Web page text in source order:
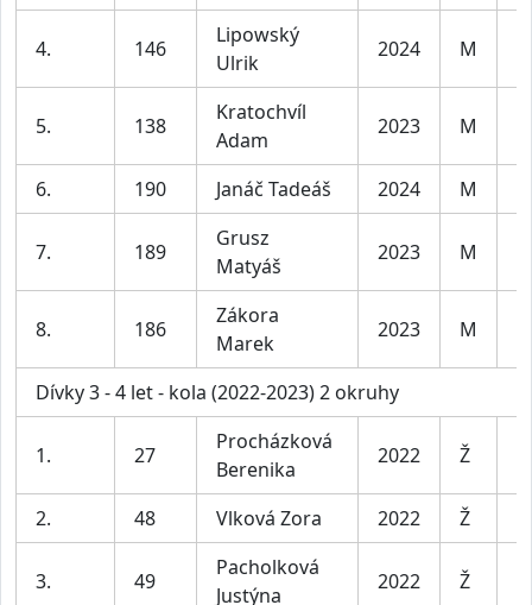
4. 146
Lipowský
Ulrik
2024 M
5. 138
Kratochvíl
Adam
2023 M
6. 190 Janáč Tadeáš 2024 M
7. 189
Grusz
Matyáš
2023 M
8. 186
Zákora
Marek
2023 M
Dívky 3 - 4 let - kola (2022-2023) 2 okruhy
1. 27
Procházková
Berenika
2022 Ž
2. 48 Vlková Zora 2022 Ž
3. 49
Pacholková
Justýna
2022 Ž